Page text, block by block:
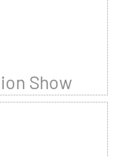
Show